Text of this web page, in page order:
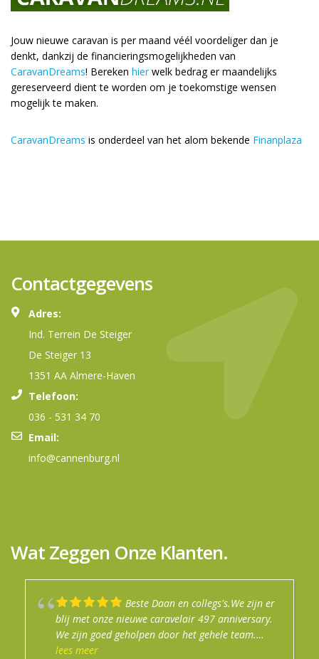
Jouw nieuwe caravan is per maand véél voordeliger dan je
denkt, dankzij de financieringsmogelijkheden van
CaravanDreams! Bereken hierwelk bedrag er maandelijks
gereserveerd dient te worden om je toekomstige wensen
mogelijk te maken.
CaravanDreams is onderdeel van het alom bekende Finanplaza
Contactgegevens
Adres:
Ind. Terrein De Steiger
De Steiger 13
1351 AA Almere-Haven
Telefoon:
036 - 531 34 70
Email:
info@cannenburg.nl
Wat Zeggen Onze Klanten.
Beste Daan en collegs's.We zijn er
blij met onze nieuwe caravelair 497 anniversary.
We zijn goed geholpen door het gehele team.
Daan heeft het toch voor elkaar gekregen om de
lees meer
Mijn jaren ervaring met dit bedrijf
is altijd goed geweest. Je wordt altijd goed
geholpen. Er heerst altijd een ontspannen sfeer.
Hun aanpak is van deze tijd. Daan is vaak op
lees meer
Top service in de winkel.
Goede info gekregen prima uitleg.
Afspraken nagekomen
Na een fijn en enthousiast
verkoopgesprek zijn wij de trotse eigenaar
geworden van een Buerstner camper. Na een
goede uitgebreide uitleg gaan we met veel
lees meer